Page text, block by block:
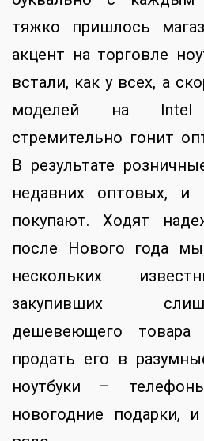
тяжко пришлось
акцент на торговле
встали, как у всех, а
моделей на Intel
стремительно гонит
В результате
недавних оптовых, и
покупают. Ходят
после Нового года
нескольких
закупивших
дешевеющего
продать его в
ноутбуки –
новогодние подарки,